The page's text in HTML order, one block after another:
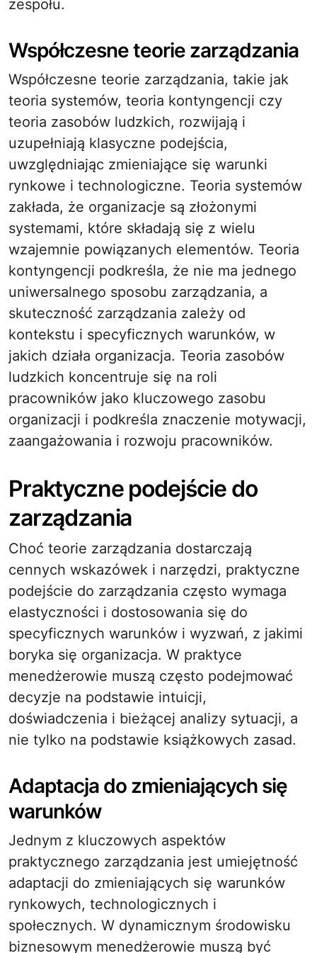
zespołu.
Współczesne teorie zarządzania
Współczesne teorie zarządzania, takie jak
teoria systemów, teoria kontyngencji czy
teoria zasobów ludzkich, rozwijają i
uzupełniają klasyczne podejścia,
uwzględniając zmieniające się warunki
rynkowe i technologiczne. Teoria systemów
zakłada, że organizacje są złożonymi
systemami, które składają się z wielu
wzajemnie powiązanych elementów. Teoria
kontyngencji podkreśla, że nie ma jednego
uniwersalnego sposobu zarządzania, a
skuteczność zarządzania zależy od
kontekstu i specyficznych warunków, w
jakich działa organizacja. Teoria zasobów
ludzkich koncentruje się na roli
pracowników jako kluczowego zasobu
organizacji i podkreśla znaczenie motywacji,
zaangażowania i rozwoju pracowników.
Praktyczne podejście do
zarządzania
Choć teorie zarządzania dostarczają
cennych wskazówek i narzędzi, praktyczne
podejście do zarządzania często wymaga
elastyczności i dostosowania się do
specyficznych warunków i wyzwań, z jakimi
boryka się organizacja. W praktyce
menedżerowie muszą często podejmować
decyzje na podstawie intuicji,
doświadczenia i bieżącej analizy sytuacji, a
nie tylko na podstawie książkowych zasad.
Adaptacja do zmieniających się
warunków
Jednym z kluczowych aspektów
praktycznego zarządzania jest umiejętność
adaptacji do zmieniających się warunków
rynkowych, technologicznych i
społecznych. W dynamicznym środowisku
biznesowym menedżerowie muszą być